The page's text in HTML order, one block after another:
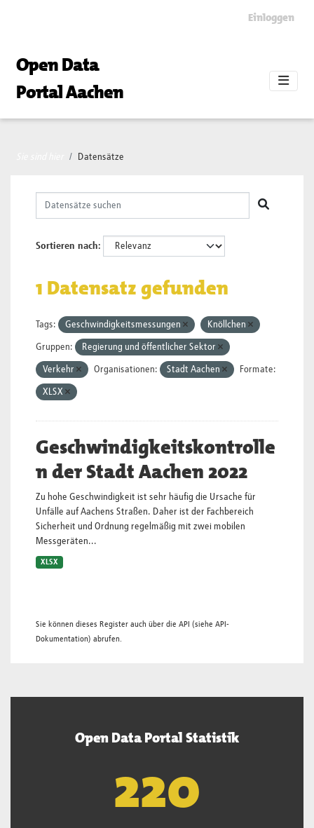
Einloggen
Open Data
Portal Aachen
Datensätze
Sortieren nach
1 Datensatz gefunden
Tags: Geschwindigkeitsmessungen Knöllchen
Gruppen: Regierung und öffentlicher Sektor
Verkehr Organisationen: Stadt Aachen Formate:
XLSX
Geschwindigkeitskontrolle
n der Stadt Aachen 2022
Zu hohe Geschwindigkeit ist sehr häufig die Ursache für
Unfälle auf Aachens Straßen. Daher ist der Fachbereich
Sicherheit und Ordnung regelmäßig mit zwei mobilen
Messgeräten...
XLSX
Sie können dieses Register auch über die API (siehe API-
Dokumentation) abrufen.
Open Data Portal Statistik
222